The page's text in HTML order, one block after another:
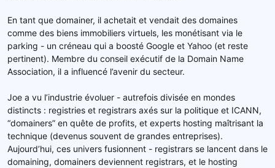
En tant que domainer, il achetait et vendait des domaines
comme des biens immobiliers virtuels, les monétisant via le
parking - un créneau qui a boosté Google et Yahoo (et reste
pertinent). Membre du conseil exécutif de la Domain Name
Association, il a influencé l’avenir du secteur.
Joe a vu l’industrie évoluer - autrefois divisée en mondes
distincts : registries et registrars axés sur la politique et ICANN,
“domainers” en quête de profits, et experts hosting maîtrisant la
technique (devenus souvent de grandes entreprises).
Aujourd’hui, ces univers fusionnent - registrars se lancent dans le
domaining, domainers deviennent registrars, et le hosting